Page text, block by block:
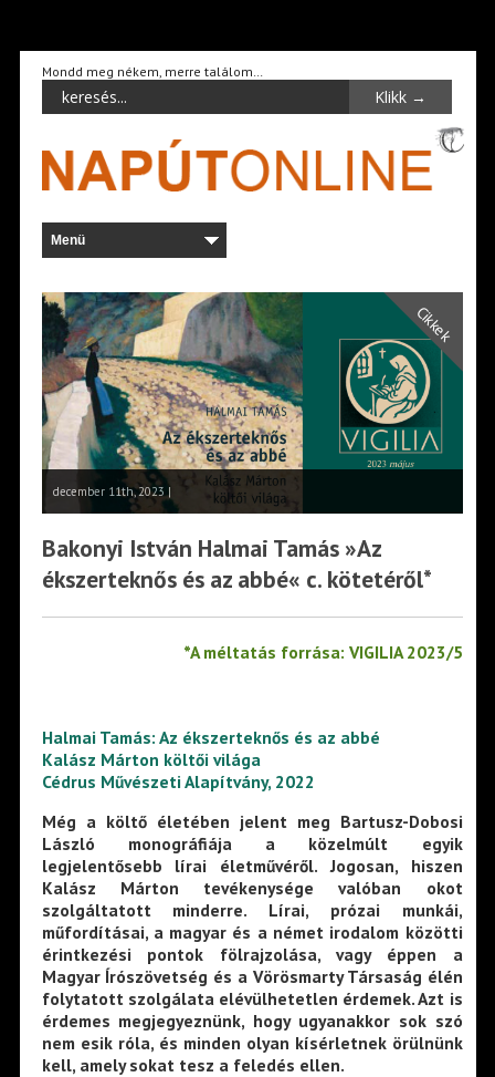
Mondd meg nékem, merre találom…
Cikkek
december 11th, 2023 |
Bakonyi István Halmai Tamás »Az
ékszerteknős és az abbé« c. kötetéről*
*A méltatás forrása: VIGILIA 2023/5
Halmai Tamás: Az ékszerteknős és az abbé
Kalász Márton költői világa
Cédrus Művészeti Alapítvány, 2022
Még a költő életében jelent meg Bartusz-Dobosi
László monográfiája a közelmúlt egyik
legjelentősebb lírai életművéről. Jogosan, hiszen
Kalász Márton tevékenysége valóban okot
szolgáltatott minderre. Lírai, prózai munkái,
műfordításai, a magyar és a német irodalom közötti
érintkezési pontok fölrajzolása, vagy éppen a
Magyar Írószövetség és a Vörösmarty Társaság élén
folytatott szolgálata elévülhetetlen érdemek. Azt is
érdemes megjegyeznünk, hogy ugyanakkor sok szó
nem esik róla, és minden olyan kísérletnek örülnünk
kell, amely sokat tesz a feledés ellen.